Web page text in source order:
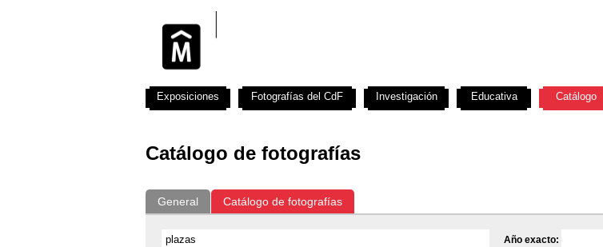
Catálogo de fotografías
General Catálogo de fotografías
Año exacto:
Exposiciones Fotografías del CdF Investigación Educativa Catálogo